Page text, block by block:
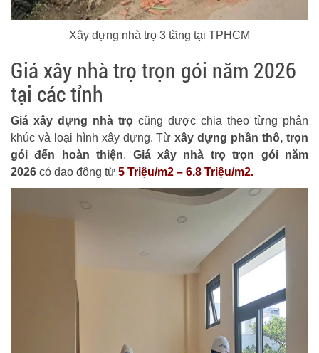
Xây dựng nhà trọ 3 tầng tại TPHCM
Giá xây nhà trọ trọn gói năm 2026
tại các tỉnh
Giá xây dựng nhà trọ cũng được chia theo từng phân
khúc và loại hình xây dựng. Từxây dựng phần thô, trọn
gói đến hoàn thiện. Giá xây nhà trọ trọn gói năm
2026 có dao động từ 5 Triệu/m2 – 6.8 Triệu/m2.